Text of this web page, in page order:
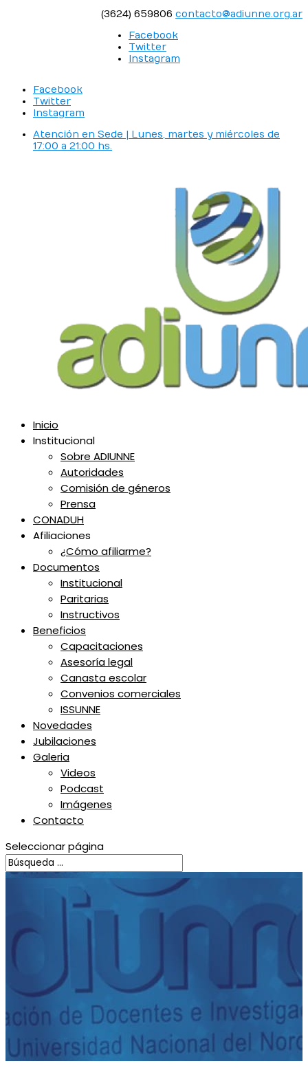
(3624) 659806 contacto@adiunne.org.ar
Facebook
Twitter
Instagram
Facebook
Twitter
Instagram
Atención en Sede | Lunes, martes y miércoles de
17:00 a 21:00 hs.
Inicio
Institucional
Sobre ADIUNNE
Autoridades
Comisión de géneros
Prensa
CONADUH
Afiliaciones
¿Cómo afiliarme?
Documentos
Institucional
Paritarias
Instructivos
Beneficios
Capacitaciones
Asesoría legal
Canasta escolar
Convenios comerciales
ISSUNNE
Novedades
Jubilaciones
Galeria
Videos
Podcast
Imágenes
Contacto
Seleccionar página